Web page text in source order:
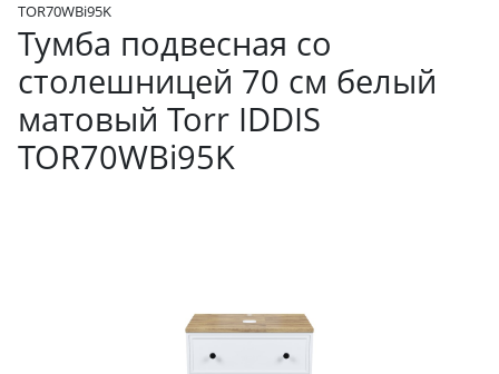
TOR70WBi95K
Тумба подвесная со
столешницей 70 см белый
матовый Torr IDDIS
TOR70WBi95K